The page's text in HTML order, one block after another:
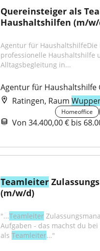
Quereinsteiger als
Haushaltshilfen (m/
Agentur für
professionelle Haushaltshilfe
Alltagsbegleitung in...
Agentur für Haushaltshilfe
Ratingen, Raum
Homeoffice
Von 34.400,00 € bis
Teamleiter
(m/w/d)
"...Teamleiter
Aufgaben - das machst du
als Teamleiter..."